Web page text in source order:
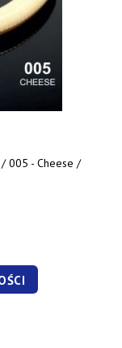
005 - Cheese /